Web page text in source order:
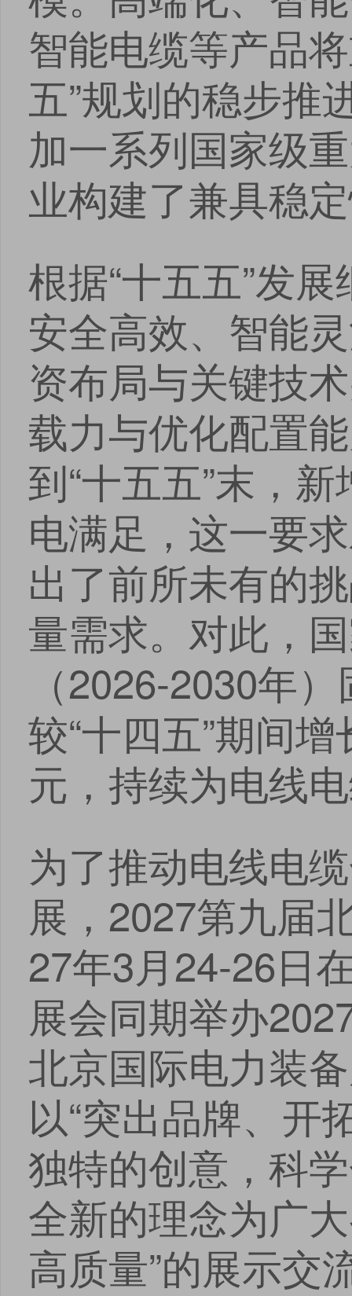
智能电缆等产品
五”规划的稳步推
加一系列国家级
业构建了兼具稳
根据“十五五”发
安全高效、智能
资布局与关键技
载力与优化配置
到“十五五”末，
电满足，这一要
出了前所未有的
量需求。对此，
（2026-2030年
较“十四五”期间
元，持续为电线
为了推动电线电
展，2027第九届
27年3月24-26日
展会同期举办
北京国际电力装
以“突出品牌、开
独特的创意，科
全新的理念为广
高质量”的展示交
点击 点击
iOS版下载